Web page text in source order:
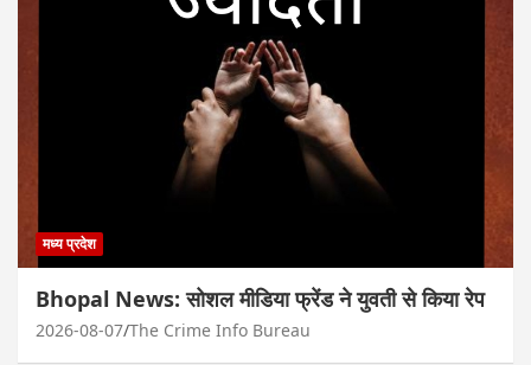
मध्य प्रदेश
Bhopal News: सोशल मीडिया फ्रेंड ने युवती से किया रेप
2026-08-07 The Crime Info Bureau